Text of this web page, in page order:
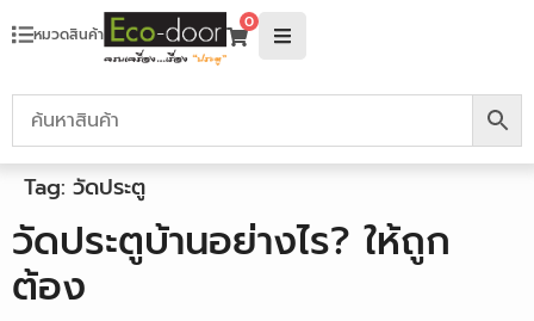
หมวดสินค้า
0
Tag: วัดประตู
วัดประตูบ้านอย่างไร? ให้ถูก
ต้อง